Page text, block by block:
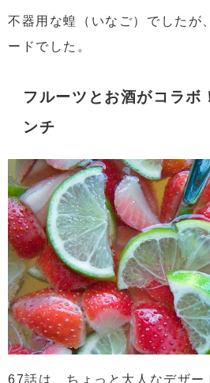
不器用な蝗（いなご）でしたが
ードでした。
フルーツとお酒がコラボ
ンチ
67話は、ちょっと大人なデザー